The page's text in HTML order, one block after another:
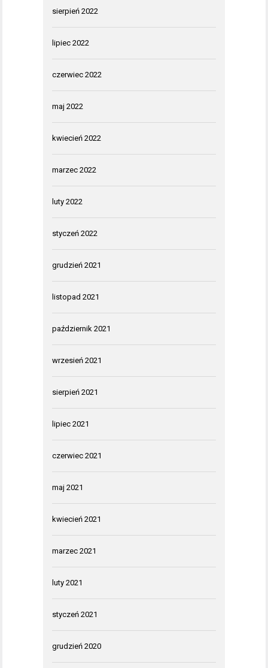
sierpień 2022
lipiec 2022
czerwiec 2022
maj 2022
kwiecień 2022
marzec 2022
luty 2022
styczeń 2022
grudzień 2021
listopad 2021
październik 2021
wrzesień 2021
sierpień 2021
lipiec 2021
czerwiec 2021
maj 2021
kwiecień 2021
marzec 2021
luty 2021
styczeń 2021
grudzień 2020